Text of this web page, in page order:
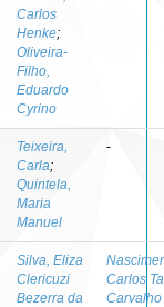
Carlos
Henke;
Oliveira-
Filho,
Eduardo
Cyrino
Teixeira,
Carla;
Quintela,
Maria
Manuel
-
Silva, Eliza
Clericuzi
Bezerra da
Carlos
Carvalho